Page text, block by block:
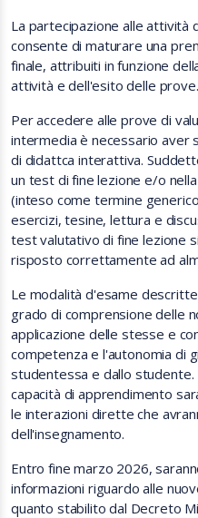
La partecipazione alle attività
consente di maturare una
finale, attribuiti in funzione
attività e dell'esito delle prove.
Per accedere alle prove di
intermedia è necessario aver
di didattca interattiva.
un test di fine lezione e/o
(inteso come termine
esercizi, tesine, lettura e
test valutativo di fine lezione
risposto correttamente ad
Le modalità d'esame
grado di comprensione delle
applicazione delle stesse e
competenza e l'autonomia di
studentessa e dallo studente.
capacità di apprendimento
le interazioni dirette che
dell'insegnamento.
Entro fine marzo 2026,
informazioni riguardo alle
quanto stabilito dal Decreto